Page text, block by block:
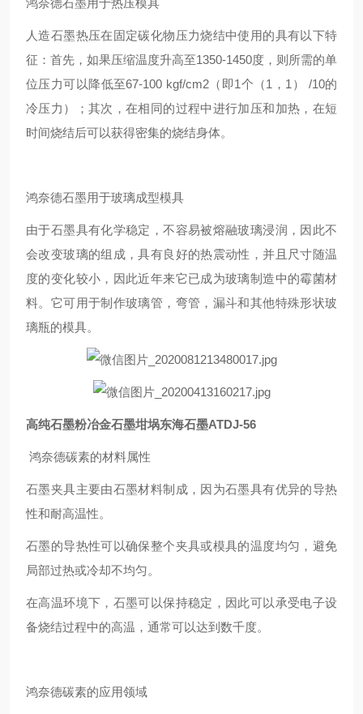
鸿奈德石墨用于热压模具
人造石墨热压在固定碳化物压力烧结中使用的具有以下特
征：首先，如果压缩温度升高至1350-1450度，则所需的单
位压力可以降低至67-100 kgf/cm2（即1个（1，1） /10的
冷压力）；其次，在相同的过程中进行加压和加热，在短
时间烧结后可以获得密集的烧结身体。
鸿奈德石墨用于玻璃成型模具
由于石墨具有化学稳定，不容易被熔融玻璃浸润，因此不
会改变玻璃的组成，具有良好的热震动性，并且尺寸随温
度的变化较小，因此近年来它已成为玻璃制造中的霉菌材
料。它可用于制作玻璃管，弯管，漏斗和其他特殊形状玻
璃瓶的模具。
高纯石墨粉冶金石墨坩埚东海石墨ATDJ-56
鸿奈德碳素的材料属性
石墨夹具主要由石墨材料制成，因为石墨具有优异的导热
性和耐高温性。
石墨的导热性可以确保整个夹具或模具的温度均匀，避免
局部过热或冷却不均匀。
在高温环境下，石墨可以保持稳定，因此可以承受电子设
备烧结过程中的高温，通常可以达到数千度。
鸿奈德碳素的应用领域